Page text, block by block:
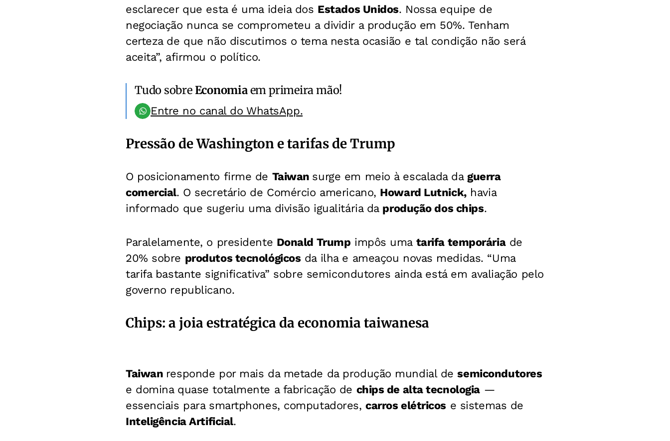
esclarecer que esta é uma ideia dos Estados Unidos. Nossa equipe de
negociação nunca se comprometeu a dividir a produção em 50%. Tenham
certeza de que não discutimos o tema nesta ocasião e tal condição não será
aceita”, afirmou o político.
Tudo sobreEconomiaem primeira mão!
Entre no canal do WhatsApp.
Pressão de Washington e tarifas de Trump
O posicionamento firme de Taiwan surge em meio à escalada da guerra
comercial. O secretário de Comércio americano, Howard Lutnick,havia
informado que sugeriu uma divisão igualitária da produção dos chips.
Paralelamente, o presidente Donald Trump impôs uma tarifa temporáriade
20% sobre produtos tecnológicos da ilha e ameaçou novas medidas. “Uma
tarifa bastante significativa” sobre semicondutores ainda está em avaliação pelo
governo republicano.
Chips: a joia estratégica da economia taiwanesa
Taiwan responde por mais da metade da produção mundial desemicondutores
e domina quase totalmente a fabricação de chips de alta tecnologia—
essenciais para smartphones, computadores,carros elétricos e sistemas de
Inteligência Artificial.